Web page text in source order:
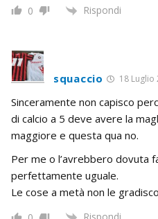
0 Rispondi
squaccio 18 Luglio
Sinceramente non capisco
di calcio a 5 deve avere la
maggiore e questa qua no.
Per me o l’avrebbero dovuta
perfettamente uguale.
Le cose a metà non le